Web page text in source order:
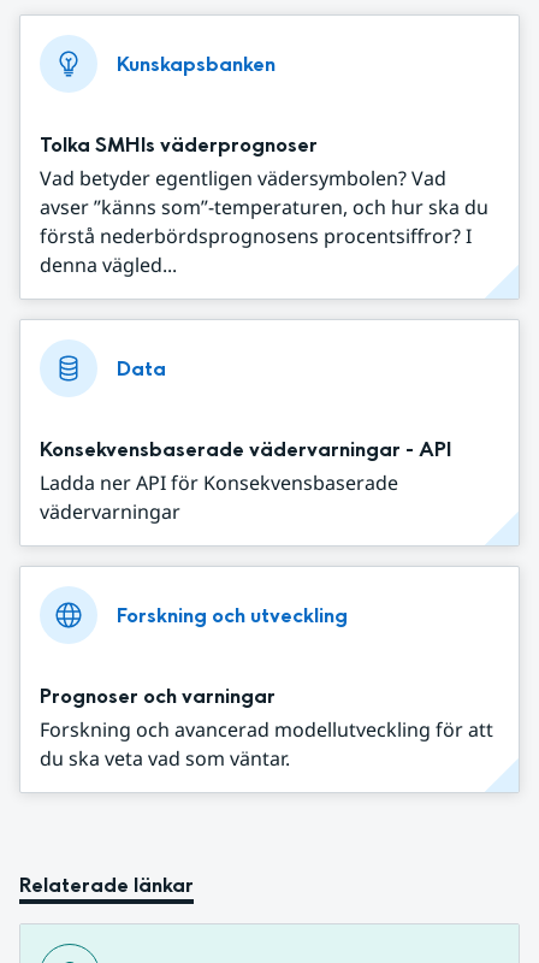
Kunskapsbanken
Tolka SMHIs väderprognoser
Vad betyder egentligen vädersymbolen? Vad
avser ”känns som”-temperaturen, och hur ska du
förstå nederbördsprognosens procentsiffror? I
denna vägled...
Data
Konsekvensbaserade vädervarningar - API
Ladda ner API för Konsekvensbaserade
vädervarningar
Forskning och utveckling
Prognoser och varningar
Forskning och avancerad modellutveckling för att
du ska veta vad som väntar.
Relaterade länkar